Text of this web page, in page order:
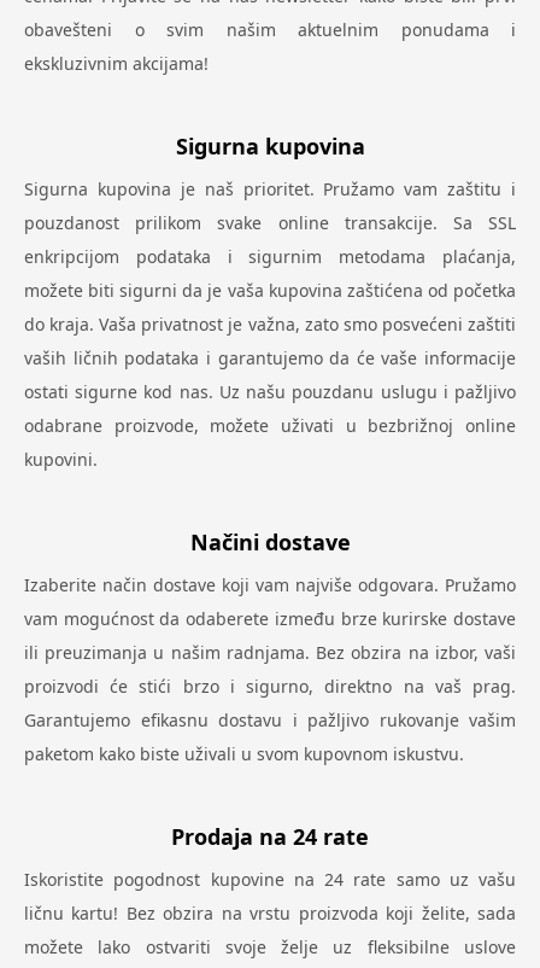
obavešteni o svim našim aktuelnim ponudama i
ekskluzivnim akcijama!
Sigurna kupovina
Sigurna kupovina je naš prioritet. Pružamo vam zaštitu i
pouzdanost prilikom svake online transakcije. Sa SSL
enkripcijom podataka i sigurnim metodama plaćanja,
možete biti sigurni da je vaša kupovina zaštićena od početka
do kraja. Vaša privatnost je važna, zato smo posvećeni zaštiti
vaših ličnih podataka i garantujemo da će vaše informacije
ostati sigurne kod nas. Uz našu pouzdanu uslugu i pažljivo
odabrane proizvode, možete uživati u bezbrižnoj online
kupovini.
Načini dostave
Izaberite način dostave koji vam najviše odgovara. Pružamo
vam mogućnost da odaberete između brze kurirske dostave
ili preuzimanja u našim radnjama. Bez obzira na izbor, vaši
proizvodi će stići brzo i sigurno, direktno na vaš prag.
Garantujemo efikasnu dostavu i pažljivo rukovanje vašim
paketom kako biste uživali u svom kupovnom iskustvu.
Prodaja na 24 rate
Iskoristite pogodnost kupovine na 24 rate samo uz vašu
ličnu kartu! Bez obzira na vrstu proizvoda koji želite, sada
možete lako ostvariti svoje želje uz fleksibilne uslove